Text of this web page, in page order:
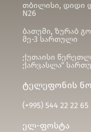
თბილისი, დიდი
N26
ბათუმი, ზურაბ
მე-3 სართული
ქუთაისი
ქარვასლა"
ტელეფონის
(+995)544 22 22 65
ელ-ფოსტა